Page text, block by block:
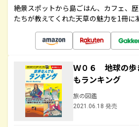
絶景スポットから島ごはん、カフェ、
たちが教えてくれた天草の魅力を1冊に
Ｗ０６ 地球の歩
もランキング
旅の図鑑
2021.06.18 発売